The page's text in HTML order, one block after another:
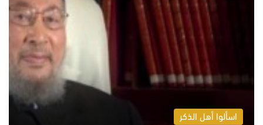
اسألوا أهل الذكر